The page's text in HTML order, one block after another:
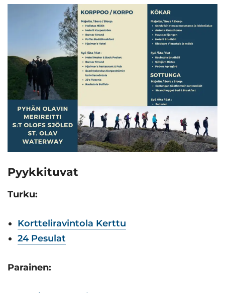
Pyykkituvat
Turku:
Kortteliravintola Kerttu
24 Pesulat
Parainen: